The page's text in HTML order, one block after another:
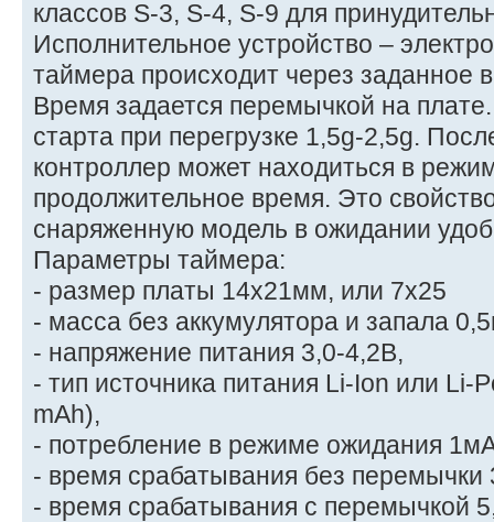
классов S-3, S-4, S-9 для
Исполнительное устройство –
таймера происходит через заданное
Время задается перемычкой на
старта при перегрузке 1,5g-2,5g.
контроллер может находиться в
продолжительное время. Это
снаряженную модель в ожидании
Параметры таймера:
- размер платы 14х21мм, или 7х25
- масса без аккумулятора и запала
- напряжение питания 3,0-4,2В,
- тип источника питания Li-Ion или Li-
mAh),
- потребление в режиме ожидания
- время срабатывания без перемычки
- время срабатывания с перемычкой